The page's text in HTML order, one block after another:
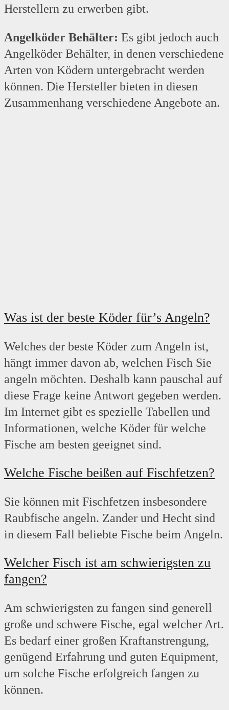
Herstellern zu erwerben gibt.
Angelköder Behälter: Es gibt jedoch auch
Angelköder Behälter, in denen verschiedene
Arten von Ködern untergebracht werden
können. Die Hersteller bieten in diesen
Zusammenhang verschiedene Angebote an.
Was ist der beste Köder für’s Angeln?
Welches der beste Köder zum Angeln ist,
hängt immer davon ab, welchen Fisch Sie
angeln möchten. Deshalb kann pauschal auf
diese Frage keine Antwort gegeben werden.
Im Internet gibt es spezielle Tabellen und
Informationen, welche Köder für welche
Fische am besten geeignet sind.
Welche Fische beißen auf Fischfetzen?
Sie können mit Fischfetzen insbesondere
Raubfische angeln. Zander und Hecht sind
in diesem Fall beliebte Fische beim Angeln.
Welcher Fisch ist am schwierigsten zu
fangen?
Am schwierigsten zu fangen sind generell
große und schwere Fische, egal welcher Art.
Es bedarf einer großen Kraftanstrengung,
genügend Erfahrung und guten Equipment,
um solche Fische erfolgreich fangen zu
können.